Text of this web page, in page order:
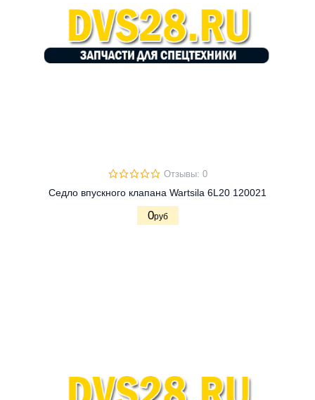
Отзывы: 0
Cедло впускного клапана Wartsila 6L20 120021
0руб